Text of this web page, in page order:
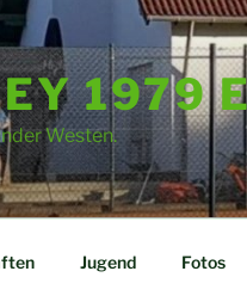
1979
Westen.
Jugend Fotos